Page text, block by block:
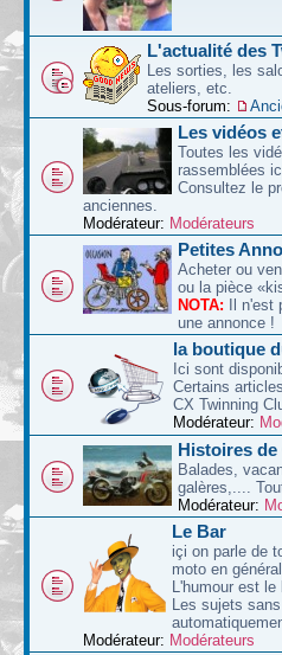
L'actualité des
Les sorties, les
ateliers, etc.
Sous-forum:
Les vidéos
Toutes les
rassemblées
Consultez le
anciennes.
Modérateur: Modérateurs
Petites
Acheter ou
ou la pièce
NOTA: Il n'est
une annonce !
la boutique
Ici sont
Certains
CX Twinning
Modérateur:
Histoires de
Balades,
galères,....
Modérateur:
Le Bar
içi on parle de
moto en
L'humour est
Les sujets
Modérateur: Modérateurs